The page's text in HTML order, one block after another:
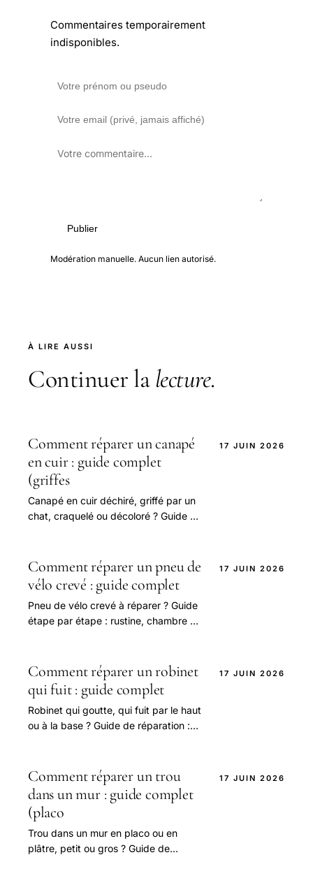
Commentaires temporairement
indisponibles.
Publier
Modération manuelle. Aucun lien autorisé.
À LIRE AUSSI
Continuer la lecture.
Comment réparer un canapé
en cuir : guide complet
(griffes
Canapé en cuir déchiré, griffé par un
chat, craquelé ou décoloré ? Guide de
17 JUIN 2026
Comment réparer un pneu de
vélo crevé : guide complet
Pneu de vélo crevé à réparer ? Guide
étape par étape : rustine, chambre à
17 JUIN 2026
Comment réparer un robinet
qui fuit : guide complet
Robinet qui goutte, qui fuit par le haut
ou à la base ? Guide de réparation :
17 JUIN 2026
Comment réparer un trou
dans un mur : guide complet
(placo
Trou dans un mur en placo ou en
plâtre, petit ou gros ? Guide de
17 JUIN 2026